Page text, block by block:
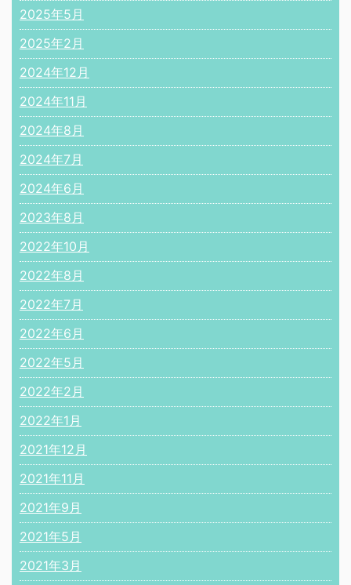
2025年5月
2025年2月
2024年12月
2024年11月
2024年8月
2024年7月
2024年6月
2023年8月
2022年10月
2022年8月
2022年7月
2022年6月
2022年5月
2022年2月
2022年1月
2021年12月
2021年11月
2021年9月
2021年5月
2021年3月